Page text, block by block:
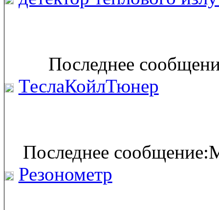
Последнее
ТеслаКойлТюнер
Последнее
Резонометр